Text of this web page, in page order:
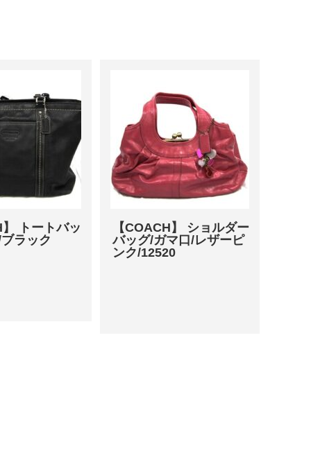
トートバッ
ラック
【COACH】 ショルダー
バッグ/ガマ口/レザーピ
ンク/12520